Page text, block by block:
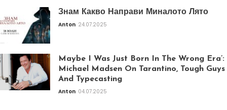
Знам Какво Направи Миналото Лято
Anton 24.07.2025
Maybe I Was Just Born In The Wrong Era’:
Michael Madsen On Tarantino, Tough Guys
And Typecasting
Anton 04.07.2025